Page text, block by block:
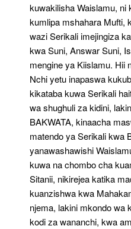
kuwakilisha Waislamu, ni
kumlipa mshahara Mufti,
wazi Serikali imejingiza
kwa Suni, Answar Suni,
mengine ya Kiislamu. Hii
Nchi yetu inapaswa
kikataba kuwa Serikali
wa shughuli za kidini,
BAKWATA, kinaacha
matendo ya Serikali kwa
yanawashawishi
kuwa na chombo cha
Sitanii, nikirejea katika
kuanzishwa kwa
njema, lakini mkondo wa
kodi za wananchi, kwa